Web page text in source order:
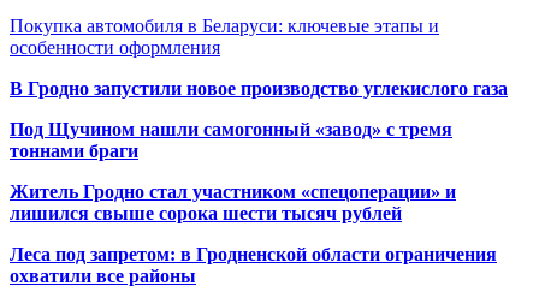
Покупка автомобиля в Беларуси: ключевые этапы и
особенности оформления
В Гродно запустили новое производство углекислого газа
Под Щучином нашли самогонный «завод» с тремя
тоннами браги
Житель Гродно стал участником «спецоперации» и
лишился свыше сорока шести тысяч рублей
Леса под запретом: в Гродненской области ограничения
охватили все районы